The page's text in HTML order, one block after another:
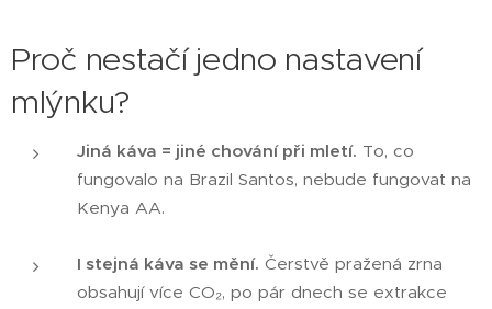
Proč nestačí jedno nastavení
mlýnku?
Jiná káva = jiné chování při mletí. To, co
fungovalo na Brazil Santos, nebude fungovat na
Kenya AA.
I stejná káva se mění. Čerstvě pražená zrna
obsahují více CO₂, po pár dnech se extrakce